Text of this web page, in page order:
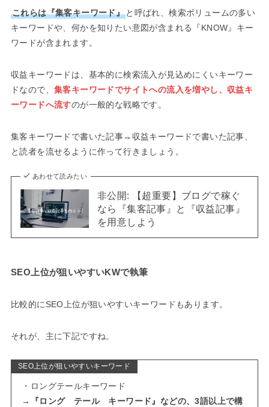
これらは『集客キーワード』 と呼ばれ、検索ボリュームの多い
キーワードや、何かを知りたい意図が含まれる『KNOW』キー
ワードが含まれます。
収益キーワードは、基本的に検索流入が見込めにくいキーワー
ドなので、 集客キーワードでサイトへの流入を増やし、収益キ
ーワードへ流すのが一般的な戦略です。
集客キーワードで書いた記事→収益キーワードで書いた記事、
と読者を流せるように作って行きましょう。
あわせて読みたい
非公開: 【超重要】ブログで稼ぐ
なら『集客記事』と『収益記事』
を用意しよう
SEO上位が狙いやすいKWで執筆
比較的にSEO上位が狙いやすいキーワードもあります。
それが、主に下記ですね。
SEO上位が狙いやすいキーワード
・ロングテールキーワード
→
『ロング テール キーワード』などの、3語以上で構